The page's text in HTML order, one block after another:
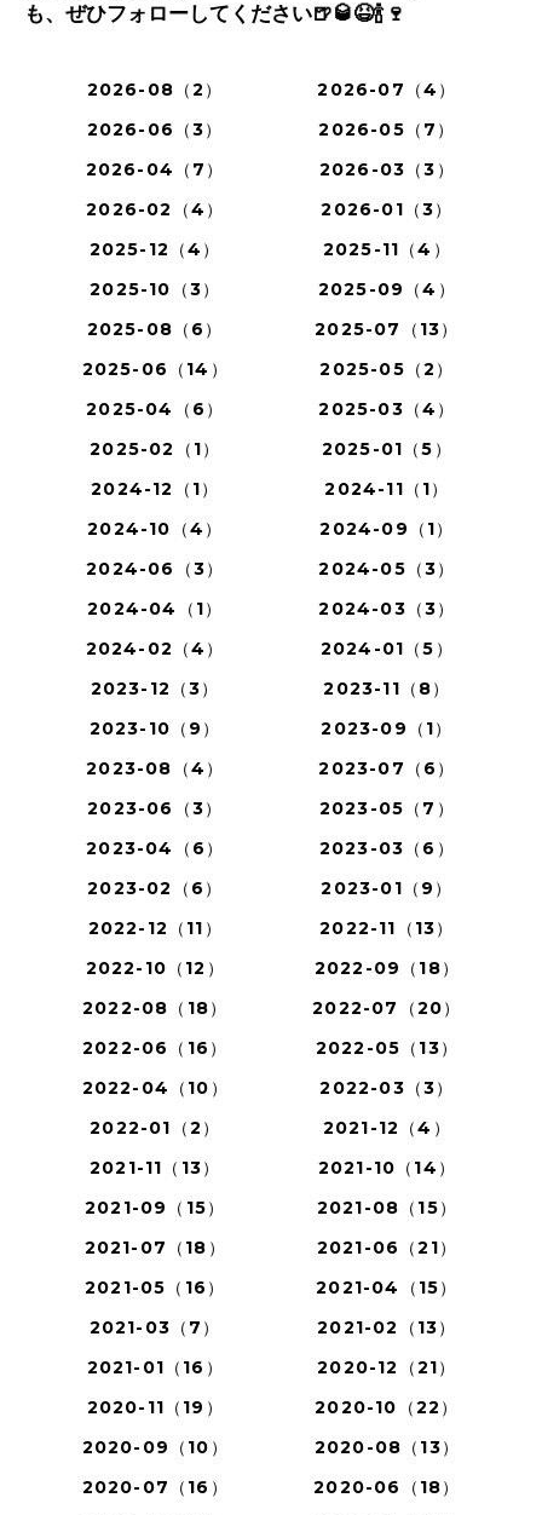
も、ぜひフォローしてください🍺🥃😆🍾🍷
2026-08（2）
2026-07（4）
2026-06（3）
2026-05（7）
2026-04（7）
2026-03（3）
2026-02（4）
2026-01（3）
2025-12（4）
2025-11（4）
2025-10（3）
2025-09（4）
2025-08（6）
2025-07（13）
2025-06（14）
2025-05（2）
2025-04（6）
2025-03（4）
2025-02（1）
2025-01（5）
2024-12（1）
2024-11（1）
2024-10（4）
2024-09（1）
2024-06（3）
2024-05（3）
2024-04（1）
2024-03（3）
2024-02（4）
2024-01（5）
2023-12（3）
2023-11（8）
2023-10（9）
2023-09（1）
2023-08（4）
2023-07（6）
2023-06（3）
2023-05（7）
2023-04（6）
2023-03（6）
2023-02（6）
2023-01（9）
2022-12（11）
2022-11（13）
2022-10（12）
2022-09（18）
2022-08（18）
2022-07（20）
2022-06（16）
2022-05（13）
2022-04（10）
2022-03（3）
2022-01（2）
2021-12（4）
2021-11（13）
2021-10（14）
2021-09（15）
2021-08（15）
2021-07（18）
2021-06（21）
2021-05（16）
2021-04（15）
2021-03（7）
2021-02（13）
2021-01（16）
2020-12（21）
2020-11（19）
2020-10（22）
2020-09（10）
2020-08（13）
2020-07（16）
2020-06（18）